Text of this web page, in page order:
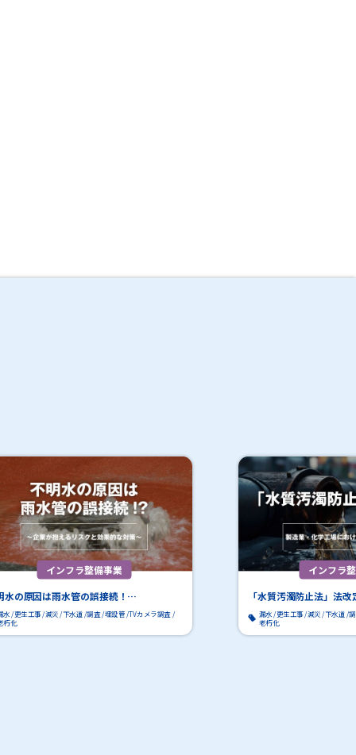
インフラ整備事業
水の原因は雨水管の誤接続！…
水 更生工事 減災 下水道 調査 埋設管 TVカメラ調査
朽化
インフラ
「水質汚濁防止法」法
漏水 更生工事 減災 下水道
老朽化